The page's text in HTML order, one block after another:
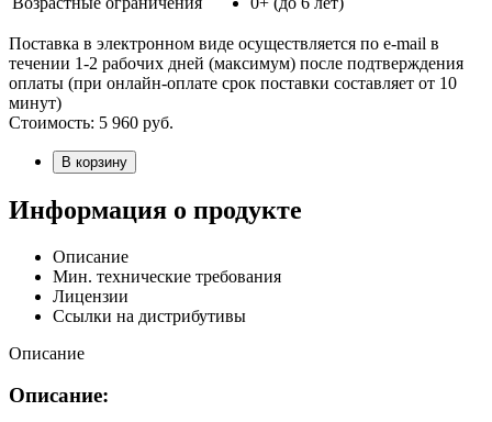
Поставка в электронном виде осуществляется по e-mail в
течении 1-2 рабочих дней (максимум) после подтверждения
оплаты (при онлайн-оплате срок поставки составляет от 10
минут)
Стоимость: 5 960 руб.
В корзину
Информация о продукте
Описание
Мин. технические требования
Лицензии
Ссылки на дистрибутивы
Описание
Описание: